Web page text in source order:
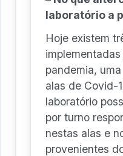
laboratório a
Hoje existem
pandemia,
alas de Covid-
laboratório
por turno
nestas alas e
provenientes